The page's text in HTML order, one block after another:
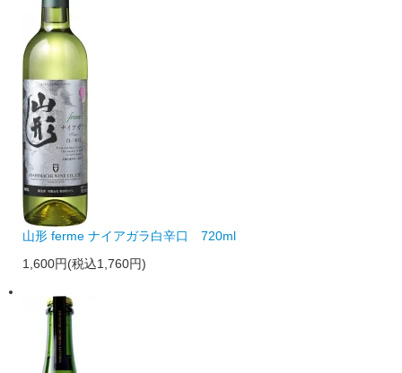
山形 ferme ナイアガラ白辛口 720ml
1,600円(税込1,760円)